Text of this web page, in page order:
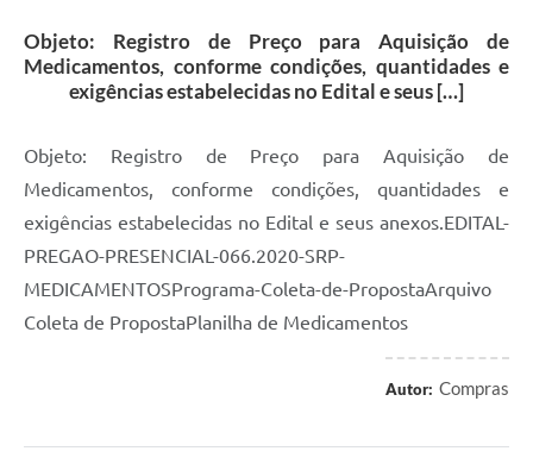
Objeto: Registro de Preço para Aquisição de
Medicamentos, conforme condições, quantidades e
exigências estabelecidas no Edital e seus […]
Objeto: Registro de Preço para Aquisição de
Medicamentos, conforme condições, quantidades e
exigências estabelecidas no Edital e seus anexos.EDITAL-
PREGAO-PRESENCIAL-066.2020-SRP-
MEDICAMENTOSPrograma-Coleta-de-PropostaArquivo
Coleta de PropostaPlanilha de Medicamentos
Autor: Compras